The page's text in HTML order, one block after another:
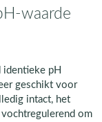
waarde
identieke pH
geschikt voor
intact, het
om